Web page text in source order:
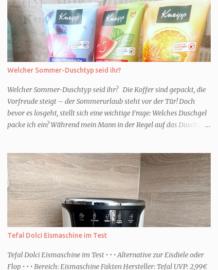
Welcher Sommer-Duschtyp seid ihr?
Welcher Sommer-Duschtyp seid ihr? Die Koffer sind gepackt, die
Vorfreude steigt – der Sommerurlaub steht vor der Tür! Doch
bevor es losgeht, stellt sich eine wichtige Frage: Welches Duschgel
packe ich ein? Während mein Mann in der Regel auf das Duschgel
Urlaub Entspannung und Wellness. Falls ihr ähnlich denkt, lasst
uns doch herausfinden, welcher Duschtyp ihr seid. TYP
GENIESSER Egal, ob Strand oder Städtetrip - für euch gehört
gutes Essen, ein guter Wein oder Cocktail, vielleicht ein gutes Buch
dazu. Ihr liebt es Sonnenuntergänge zu beobachten und genießt
einfach jeden Moment. Dann seid ihr wie ich der Typ Genießer.
Hier empfehle ich tatsächlich Düfte die zur Jahreszeit passen, weil
einem frisch-fruchtigen Duft, wie die Kneipp Aroma-Pflegedusche
“ Sommer Flirt ...
Tefal Dolci Eismaschine im Test
Tefal Dolci Eismaschine im Test • • • Alternative zur Eisdiele oder
Flop • • • Bereich: Eismaschine Fakten Hersteller: Tefal UVP: 2,99€